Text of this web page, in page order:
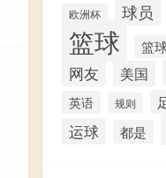
欧洲杯 球员
篮球 篮
网友 美国
英语 规则
运球
都是